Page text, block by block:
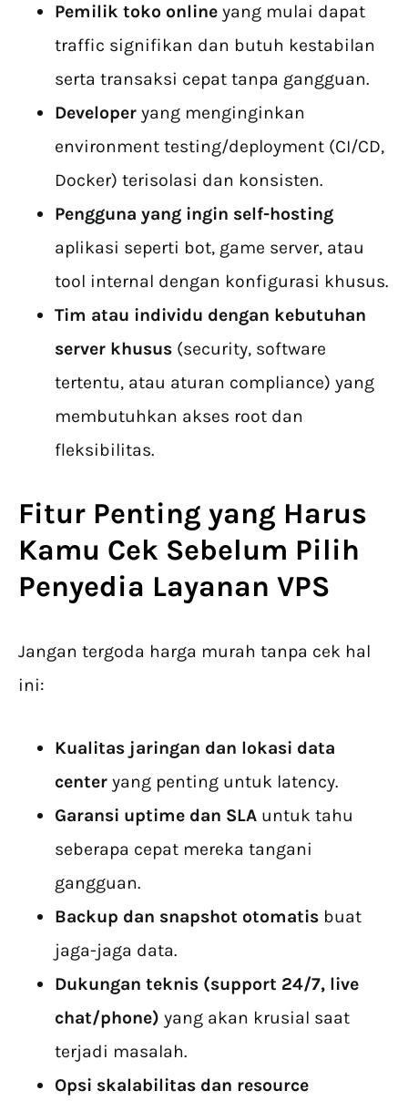
Pemilik toko online yang mulai dapat
traffic signifikan dan butuh kestabilan
serta transaksi cepat tanpa gangguan.
Developer yang menginginkan
environment testing/deployment (CI/CD,
Docker) terisolasi dan konsisten.
Pengguna yang ingin self-hosting
aplikasi seperti bot, game server, atau
tool internal dengan konfigurasi khusus.
Tim atau individu dengan kebutuhan
server khusus (security, software
tertentu, atau aturan compliance) yang
membutuhkan akses root dan
fleksibilitas.
Fitur Penting yang Harus
Kamu Cek Sebelum Pilih
Penyedia Layanan VPS
Jangan tergoda harga murah tanpa cek hal
ini:
Kualitas jaringan dan lokasi data
center yang penting untuk latency.
Garansi uptime dan SLA untuk tahu
seberapa cepat mereka tangani
gangguan.
Backup dan snapshot otomatis buat
jaga-jaga data.
Dukungan teknis (support 24/7, live
chat/phone) yang akan krusial saat
terjadi masalah.
Opsi skalabilitas dan resource